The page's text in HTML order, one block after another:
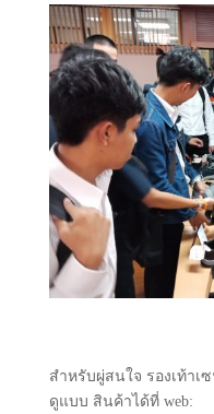
สำหรับผู่สนใจ รองเท้า
ดูแบบ สินค้าได้ที่ web: